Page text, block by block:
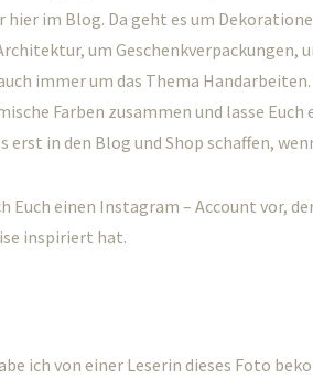
hier im Blog. Da geht es um
um Geschenkverpackungen,
immer um das Thema
Farben zusammen und lasse Euch
erst in den Blog und Shop schaffen,
Euch einen Instagram – Account vor,
inspiriert hat.
ich von einer Leserin dieses Foto